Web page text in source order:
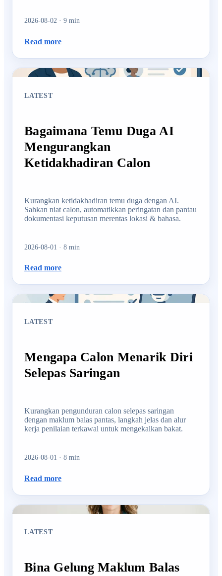
2026-08-02 · 9 min
Read more
LATEST
Bagaimana Temu Duga AI
Mengurangkan
Ketidakhadiran Calon
Kurangkan ketidakhadiran temu duga dengan AI.
Sahkan niat calon, automatikkan peringatan dan pantau
dokumentasi keputusan merentas lokasi & bahasa.
2026-08-01 · 8 min
Read more
LATEST
Mengapa Calon Menarik Diri
Selepas Saringan
Kurangkan pengunduran calon selepas saringan
dengan maklum balas pantas, langkah jelas dan alur
kerja penilaian terkawal untuk mengekalkan bakat.
2026-08-01 · 8 min
Read more
LATEST
Bina Gelung Maklum Balas